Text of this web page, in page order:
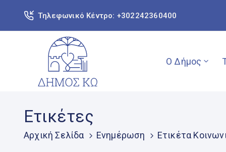
Τηλεφωνικό Κέντρο: +302242360400
Ο Δήμος
Ετικέτες
Αρχική Σελίδα Ενημέρωση Ετικέτα